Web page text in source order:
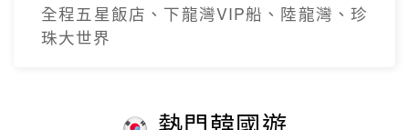
全程五星飯店、下龍灣VIP船、陸龍灣、珍
珠大世界